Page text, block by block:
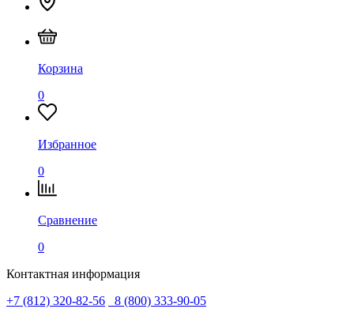
Корзина
0
Избранное
0
Сравнение
0
Контактная информация
+7 (812) 320-82-56
8 (800) 333-90-05